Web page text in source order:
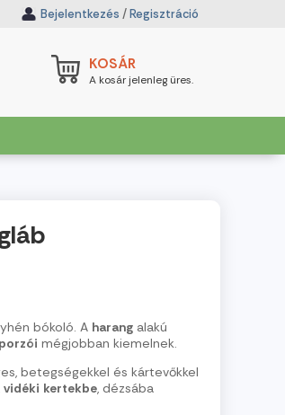
Bejelentkezés /Regisztráció
KOSÁR
A kosár jelenleg üres.
bókoló. A harang alakú
porzói mégjobban kiemelnek.
betegségekkel és kártevőkkel
vidéki kertekbe, dézsába